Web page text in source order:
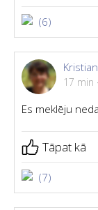
(6)
17 min ·
Es meklēju
Tāpat kā
(7)